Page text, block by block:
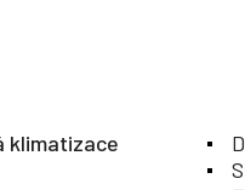
klimatizace